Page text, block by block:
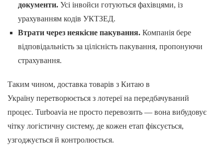
документи.Усі інвойси готуються фахівцями, із
урахуванням кодів УКТЗЕД.
Втрати через неякісне пакування.Компанія бере
відповідальність за цілісність пакування, пропонуючи
страхування.
Таким чином, доставка товарів з Китаю в
Україну перетворюється з лотереї на передбачуваний
процес. Turboavia не просто перевозить — вона вибудовує
чітку логістичну систему, де кожен етап фіксується,
узгоджується й контролюється.